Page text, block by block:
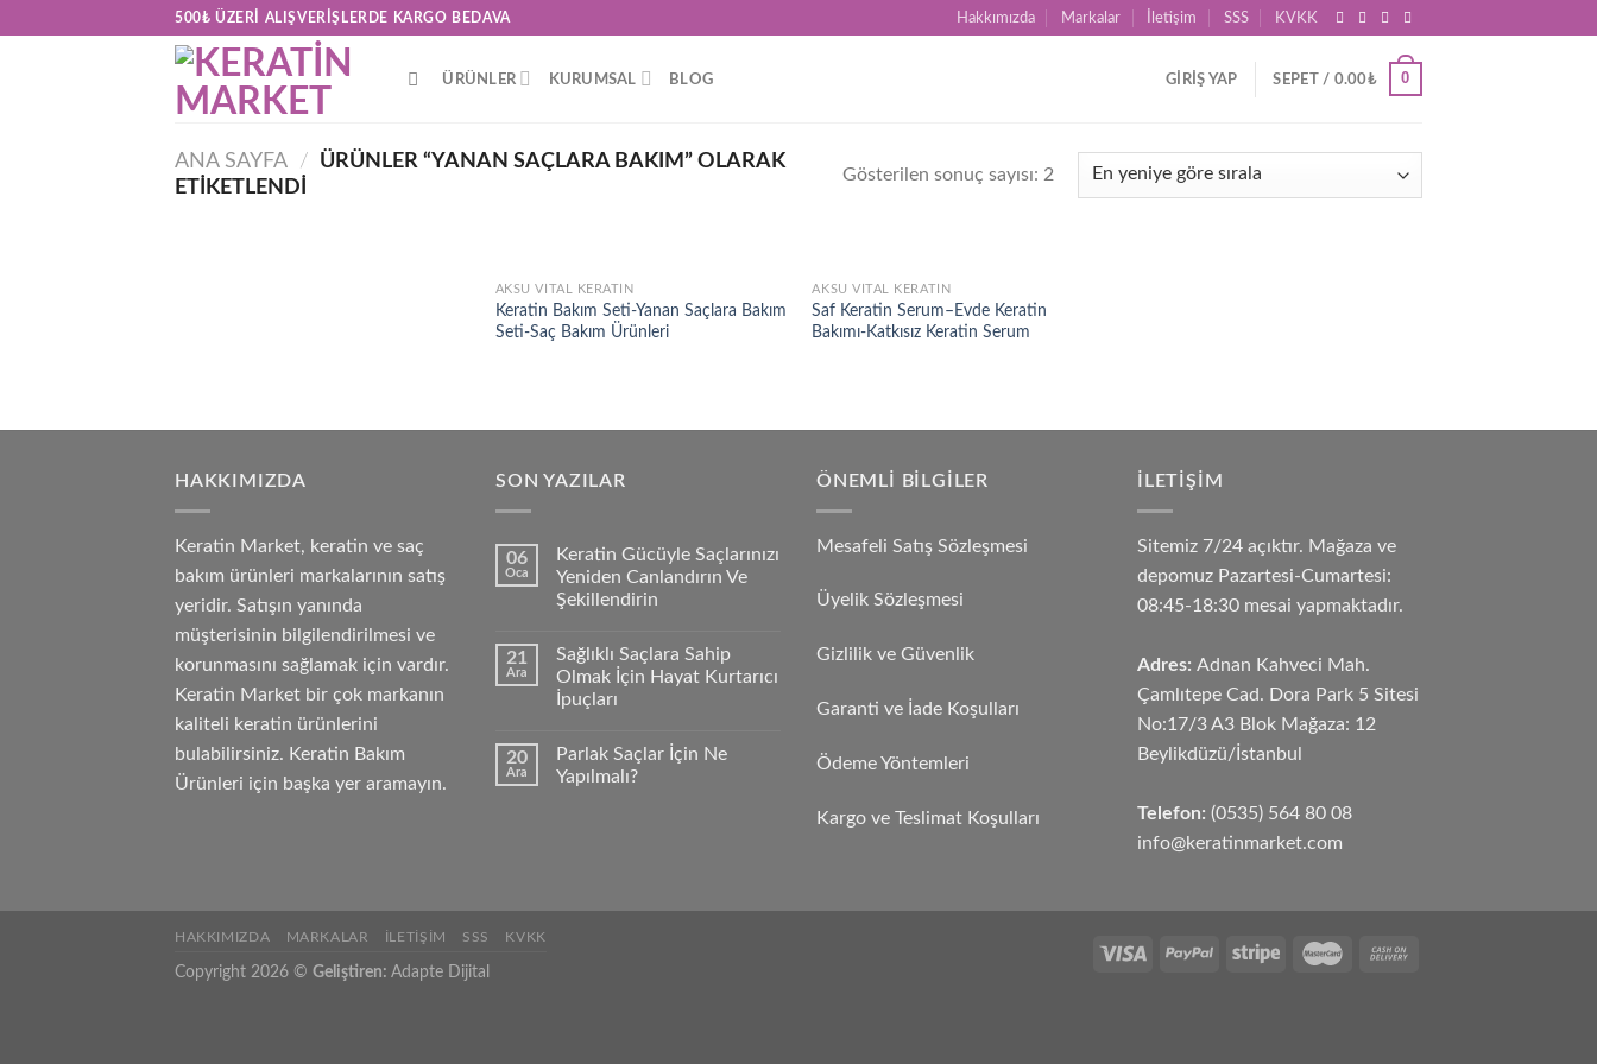
500₺ ÜZERI ALIŞVERIŞLERDE KARGO BEDAVA Hakkımızda Markalar İletişim SSS KVKK
ÜRÜNLER KURUMSAL BLOG GIRIŞ YAP SEPET / 0.00₺ 0
ANA SAYFA / ÜRÜNLER “YANAN SAÇLARA BAKIM” OLARAK
ETIKETLENDI
Gösterilen sonuç sayısı: 2
Add to
AKSU VITAL KERATIN
Keratin Bakım Seti-Yanan Saçlara Bakım
Seti-Saç Bakım Ürünleri
Add to
AKSU VITAL KERATIN
Saf Keratin Serum–Evde Keratin
Bakımı-Katkısız Keratin Serum
HAKKIMIZDA
Keratin Market, keratin ve saç
bakım ürünleri markalarının satış
yeridir. Satışın yanında
müşterisinin bilgilendirilmesi ve
korunmasını sağlamak için vardır.
Keratin Market bir çok markanın
kaliteli keratin ürünlerini
bulabilirsiniz. Keratin Bakım
Ürünleri için başka yer aramayın.
SON YAZILAR
06
Oca
Keratin Gücüyle Saçlarınızı
Yeniden Canlandırın Ve
Şekillendirin
21
Ara
Sağlıklı Saçlara Sahip
Olmak İçin Hayat Kurtarıcı
İpuçları
20
Ara
Parlak Saçlar İçin Ne
Yapılmalı?
ÖNEMLI BILGILER
Mesafeli Satış Sözleşmesi
Üyelik Sözleşmesi
Gizlilik ve Güvenlik
Garanti ve İade Koşulları
Ödeme Yöntemleri
Kargo ve Teslimat Koşulları
İLETIŞIM
Sitemiz 7/24 açıktır. Mağaza ve
depomuz Pazartesi-Cumartesi:
08:45-18:30 mesai yapmaktadır.
Adres: Adnan Kahveci Mah.
Çamlıtepe Cad. Dora Park 5 Sitesi
No:17/3 A3 Blok Mağaza: 12
Beylikdüzü/İstanbul
Telefon: (0535) 564 80 08
info@keratinmarket.com
HAKKIMIZDA MARKALAR İLETIŞIM SSS KVKK
Copyright 2026 © Geliştiren: Adapte Dijital